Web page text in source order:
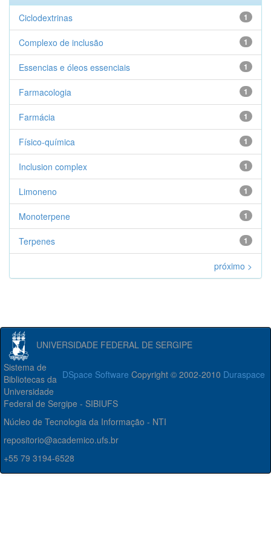
1
Ciclodextrinas
1
Complexo de inclusão
1
Essencias e óleos essenciais
1
Farmacologia
1
Farmácia
1
Físico-química
1
Inclusion complex
1
Limoneno
1
Monoterpene
1
Terpenes
próximo >
UNIVERSIDADE FEDERAL DE SERGIPE
DSpace Software Copyright © 2002-2010 Duraspace
Sistema de
Bibliotecas da
Universidade
Federal de Sergipe - SIBIUFS
Núcleo de Tecnologia da Informação - NTI
repositorio@academico.ufs.br
+55 79 3194-6528